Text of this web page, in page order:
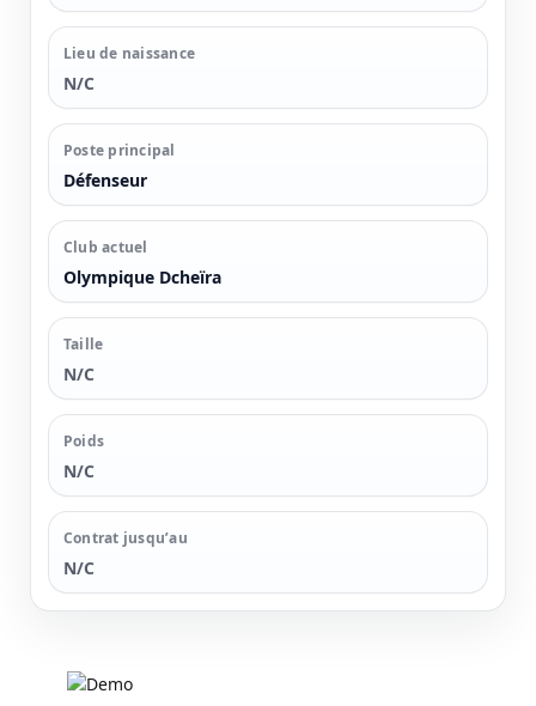
Lieu de naissance
N/C
Poste principal
Défenseur
Club actuel
Olympique Dcheïra
Taille
N/C
Poids
N/C
Contrat jusqu’au
N/C